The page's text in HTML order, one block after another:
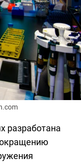
разработана